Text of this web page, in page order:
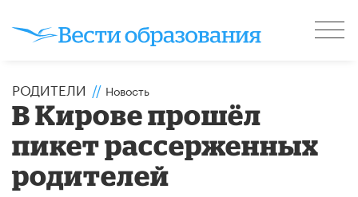
РОДИТЕЛИ // Новость
В Кирове прошёл
пикет рассерженных
родителей